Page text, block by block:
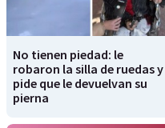
No tienen piedad: le
robaron la silla de ruedas y
pide que le devuelvan su
pierna